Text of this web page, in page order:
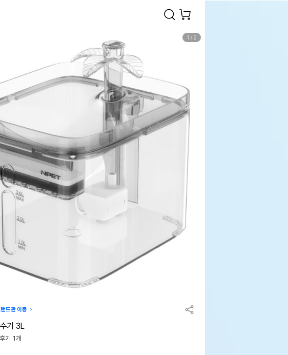
1 / 2
드관 이동
기 3L
후기 1개